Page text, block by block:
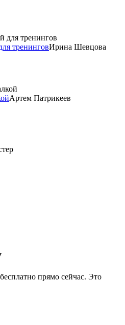
тренинговИрина Шевцова
Артем Патрикеев
прямо сейчас. Это